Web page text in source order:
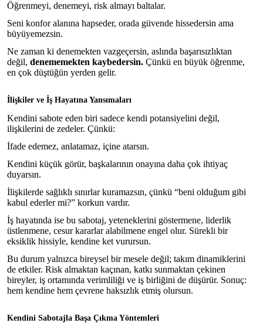
Öğrenmeyi, denemeyi, risk almayı baltalar.
Seni konfor alanına hapseder, orada güvende hissedersin ama
büyüyemezsin.
Ne zaman ki denemekten vazgeçersin, aslında başarısızlıktan
değil, denememekten kaybedersin. Çünkü en büyük öğrenme,
en çok düştüğün yerden gelir.
İlişkiler ve İş Hayatına Yansımaları
Kendini sabote eden biri sadece kendi potansiyelini değil,
ilişkilerini de zedeler. Çünkü:
İfade edemez, anlatamaz, içine atarsın.
Kendini küçük görür, başkalarının onayına daha çok ihtiyaç
duyarsın.
İlişkilerde sağlıklı sınırlar kuramazsın, çünkü “beni olduğum gibi
kabul ederler mi?” korkun vardır.
İş hayatında ise bu sabotaj, yeteneklerini göstermene, liderlik
üstlenmene, cesur kararlar alabilmene engel olur. Sürekli bir
eksiklik hissiyle, kendine ket vurursun.
Bu durum yalnızca bireysel bir mesele değil; takım dinamiklerini
de etkiler. Risk almaktan kaçınan, katkı sunmaktan çekinen
bireyler, iş ortamında verimliliği ve iş birliğini de düşürür. Sonuç:
hem kendine hem çevrene haksızlık etmiş olursun.
Kendini Sabotajla Başa Çıkma Yöntemleri